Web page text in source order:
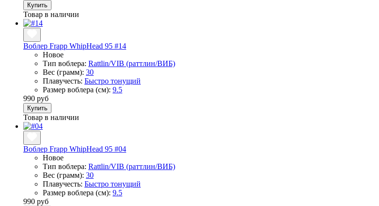
Купить
Товар в наличии
Воблер Frapp WhipHead 95 #14
Новое
Тип воблера: Rattlin/VIB (раттлин/ВИБ)
Вес (грамм): 30
Плавучесть: Быстро тонущий
Размер воблера (см): 9.5
990 руб
Купить
Товар в наличии
Воблер Frapp WhipHead 95 #04
Новое
Тип воблера: Rattlin/VIB (раттлин/ВИБ)
Вес (грамм): 30
Плавучесть: Быстро тонущий
Размер воблера (см): 9.5
990 руб